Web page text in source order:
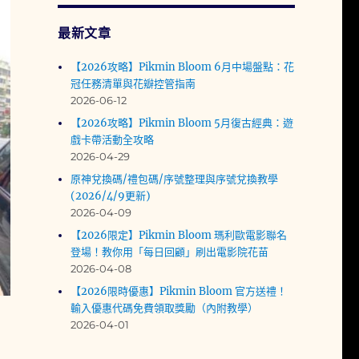
最新文章
【2026攻略】Pikmin Bloom 6月中場盤點：花
冠任務清單與花瓣控管指南
2026-06-12
【2026攻略】Pikmin Bloom 5月復古經典：遊
戲卡帶活動全攻略
2026-04-29
原神兌換碼/禮包碼/序號整理與序號兌換教學
(2026/4/9更新)
2026-04-09
【2026限定】Pikmin Bloom 瑪利歐電影聯名
登場！教你用「每日回顧」刷出電影院花苗
2026-04-08
【2026限時優惠】Pikmin Bloom 官方送禮！
輸入優惠代碼免費領取獎勵（內附教學）
2026-04-01